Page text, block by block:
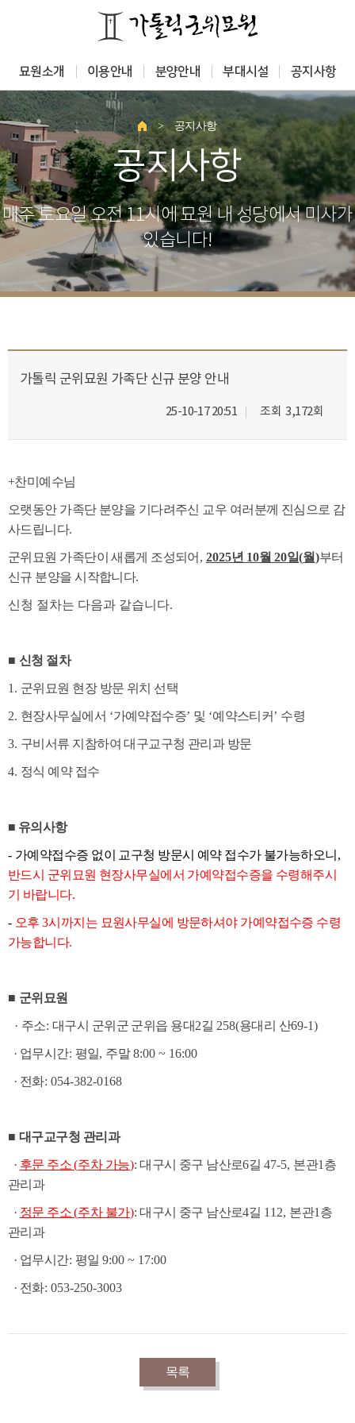
묘원소개 이용안내 분양안내 부대시설 공지사항
> 공지사항
공지사항
매주 토요일 오전 11시에 묘원 내 성당에서 미사가
있습니다!
가톨릭 군위묘원 가족단 신규 분양 안내
25-10-17 20:51 조회 3,172회
+찬미예수님
오랫동안 가족단 분양을 기다려주신 교우 여러분께 진심으로 감
사드립니다.
군위묘원 가족단이 새롭게 조성되어 , 2025년 10월 20일(월)부터
신규 분양을 시작합니다.
신청 절차는 다음과 같습니다.
■ 신청 절차
1. 군위묘원 현장 방문 위치 선택
2. 현장사무실에서 ‘가예약접수증’ 및 ‘예약스티커’ 수령
3. 구비서류 지참하여 대구교구청 관리과 방문
4. 정식 예약 접수
■ 유의사항
- 가예약접수증 없이 교구청 방문시 예약 접수가 불가능하오니 ,
반드시 군위묘원 현장사무실에서 가예약접수증을 수령해주시
기 바랍니다.
- 오후3시까지는 묘원사무실에 방문하셔야 가예약접수증 수령
가능합니다.
■ 군위묘원
· 주소: 대구시 군위군 군위읍 용대2길 258(용대리 산69-1)
· 업무시간: 평일, 주말8:00 ~ 16:00
· 전화: 054-382-0168
■ 대구교구청 관리과
· 후문 주소(주차 가능): 대구시 중구 남산로6길47-5, 본관1 층
관리과
· 정문 주소(주차 불가): 대구시 중구 남산로4길 112, 본관1 층
관리과
· 업무시간: 평일 9:00 ~ 17:00
· 전화: 053-250-3003
목록